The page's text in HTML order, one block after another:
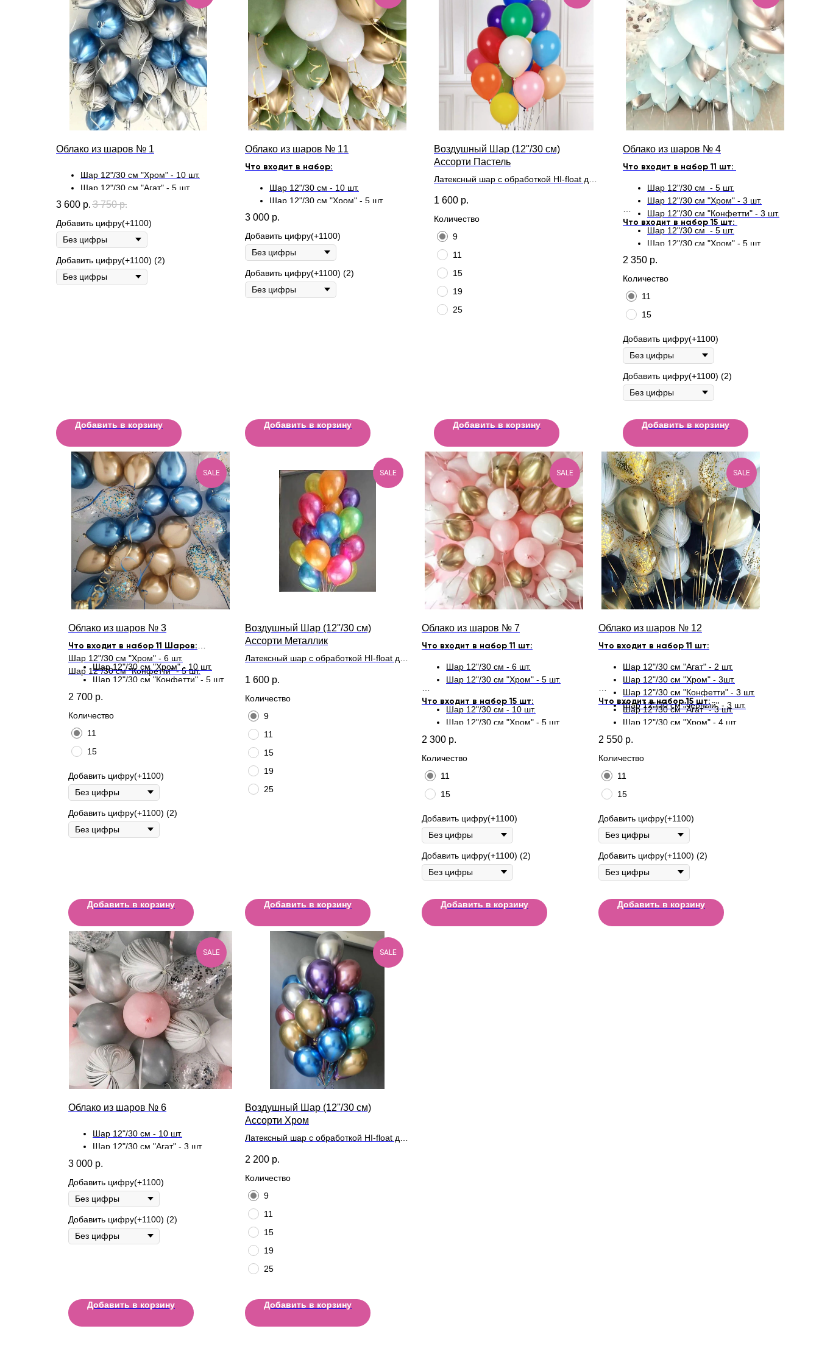
Облако из шаров № 1
Шар 12"/30 см "Хром" - 10 шт.
Шар 12"/30 см "Агат" - 5 шт.
3 600 р. 3 750 р.
Добавить цифру(+1100)
Добавить цифру(+1100) (2)
Добавить в корзину
Облако из шаров № 11
Что входит в набор:
Шар 12"/30 см - 10 шт.
Шар 12"/30 см "Хром" - 5 шт.
3 000 р.
Добавить цифру(+1100)
Добавить цифру(+1100) (2)
Добавить в корзину
Воздушный Шар (12''/30 см)
Ассорти Пастель
Латексный шар с обработкой HI-float для
1 600 р.
Количество
9
11
15
19
25
Добавить в корзину
Облако из шаров № 4
Что входит в набор 11 шт:
Шар 12"/30 см - 5 шт.
Шар 12"/30 см "Хром" - 3 шт.
Шар 12"/30 см "Конфетти" - 3 шт.
Что входит в набор 15 шт:
Шар 12"/30 см - 5 шт.
Шар 12"/30 см "Хром" - 5 шт.
Шар 12"/30 см "Конфетти" - 5 шт.
2 350 р.
Количество
11
15
Добавить цифру(+1100)
Добавить цифру(+1100) (2)
Добавить в корзину
SALE
Облако из шаров № 3
Что входит в набор 11 Шаров:
Шар 12"/30 см "Хром" - 6 шт.
Шар 12"/30 см "Конфетти" - 5 шт.
Что входит в набор 15 Шаров:
Шар 12"/30 см "Хром" - 10 шт.
Шар 12"/30 см "Конфетти" - 5 шт.
2 700 р.
Количество
11
15
Добавить цифру(+1100)
Добавить цифру(+1100) (2)
Добавить в корзину
SALE
Воздушный Шар (12''/30 см)
Ассорти Металлик
Латексный шар с обработкой HI-float для
1 600 р.
Количество
9
11
15
19
25
Добавить в корзину
SALE
Облако из шаров № 7
Что входит в набор 11 шт:
Шар 12"/30 см - 6 шт.
Шар 12"/30 см "Хром" - 5 шт.
Что входит в набор 15 шт:
Шар 12"/30 см - 10 шт.
Шар 12"/30 см "Хром" - 5 шт.
2 300 р.
Количество
11
15
Добавить цифру(+1100)
Добавить цифру(+1100) (2)
Добавить в корзину
SALE
Облако из шаров № 12
Что входит в набор 11 шт:
Шар 12"/30 см "Агат" - 2 шт.
Шар 12"/30 см "Хром" - 3шт.
Шар 12"/30 см "Конфетти" - 3 шт.
Шар 12"/30 см "черный" - 3 шт.
Что входит в набор 15 шт:
Шар 12"/30 см "Агат" - 3 шт.
Шар 12"/30 см "Хром" - 4 шт.
Шар 12"/30 см "Конфетти" - 4 шт.
Шар 12"/30 см "черный" - 4 шт.
2 550 р.
Количество
11
15
Добавить цифру(+1100)
Добавить цифру(+1100) (2)
Добавить в корзину
SALE
Облако из шаров № 6
Шар 12"/30 см - 10 шт.
Шар 12"/30 см "Агат" - 3 шт.
Шар 12"/30 см "Конфетти" - 2 шт.
3 000 р.
Добавить цифру(+1100)
Добавить цифру(+1100) (2)
Добавить в корзину
SALE
Воздушный Шар (12''/30 см)
Ассорти Хром
Латексный шар с обработкой HI-float для
2 200 р.
Количество
9
11
15
19
25
Добавить в корзину